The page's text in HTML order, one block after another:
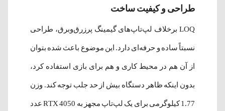
طراحی و کیفیت ساخت
LOQ برخلاف لپ‌تاپ‌های گیمینگ پرزرق‌وبرق، طراحی
نسبتاً ساده و حرفه‌ای دارد. این موضوع باعث شده بتوان
از آن هم در محیط کاری و هم برای بازی استفاده کرد،
بدون اینکه ظاهر دستگاه بیش از حد جلب توجه کند. وزن
1.77 کیلوگرمی برای یک لپ‌تاپ مجهز به RTX 4050 عدد